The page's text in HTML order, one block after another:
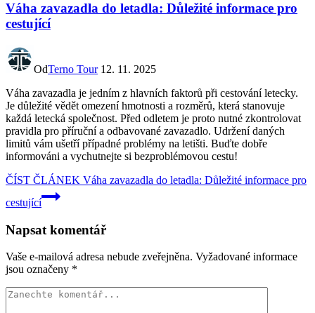
Váha zavazadla do letadla: Důležité informace pro
cestující
OdTerno Tour 12. 11. 2025
Váha zavazadla je jedním z hlavních faktorů při cestování letecky.
Je důležité vědět omezení hmotnosti a rozměrů, která stanovuje
každá letecká společnost. Před odletem je proto nutné zkontrolovat
pravidla pro příruční a odbavované zavazadlo. Udržení daných
limitů vám ušetří případné problémy na letišti. Buďte dobře
informováni a vychutnejte si bezproblémovou cestu!
ČÍST ČLÁNEK Váha zavazadla do letadla: Důležité informace pro
cestující
Napsat komentář
Vaše e-mailová adresa nebude zveřejněna. Vyžadované informace
jsou označeny *